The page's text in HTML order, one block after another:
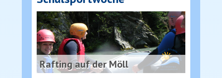
Rafting auf der Möll